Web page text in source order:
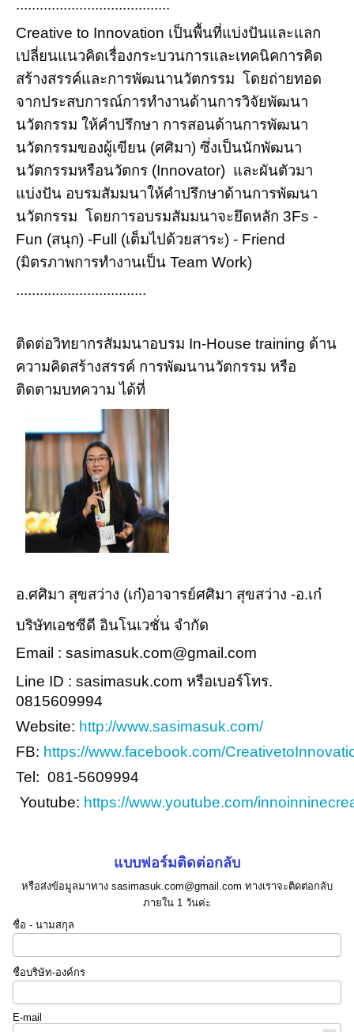
.......................................
Creative to Innovation เป็นพื้นที่แบ่งปันและแลก
เปลี่ยนแนวคิดเรื่องกระบวนการและเทคนิคการคิด
สร้างสรรค์และการพัฒนานวัตกรรม โดยถ่ายทอด
จากประสบการณ์การทำงานด้านการวิจัยพัฒนา
นวัตกรรม ให้คำปรึกษา การสอนด้านการพัฒนา
นวัตกรรมของผู้เขียน (ศศิมา) ซึ่งเป็นนักพัฒนา
นวัตกรรมหรือนวัตกร (Innovator) และผันตัวมา
แบ่งปัน อบรมสัมมนาให้คำปรึกษาด้านการพัฒนา
นวัตกรรม โดยการอบรมสัมมนาจะยึดหลัก 3Fs -
Fun (สนุก) -Full (เต็มไปด้วยสาระ) - Friend
(มิตรภาพการทำงานเป็น Team Work)
.................................
ติดต่อวิทยากรสัมมนาอบรม In-House training ด้าน
ความคิดสร้างสรรค์ การพัฒนานวัตกรรม หรือ
ติดตามบทความ ได้ที่
อ.ศศิมา สุขสว่าง (เก๋)อาจารย์ศศิมา สุขสว่าง -อ.เก๋
บริษัทเอชซีดี อินโนเวชั่น จำกัด
Email : sasimasuk.com@gmail.com
Line ID : sasimasuk.com หรือเบอร์โทร.
0815609994
Website: http://www.sasimasuk.com/
FB: https://www.facebook.com/
Tel: 081-5609994
Youtube: https://www.youtube.com/
แบบฟอร์มติดต่อกลับ
หรือส่งข้อมูลมาทาง sasimasuk.com@gmail.com ทางเราจะติดต่อกลับ
ภายใน 1 วันค่ะ
ชื่อ - นามสกุล
ชื่อบริษัท-องค์กร
E-mail